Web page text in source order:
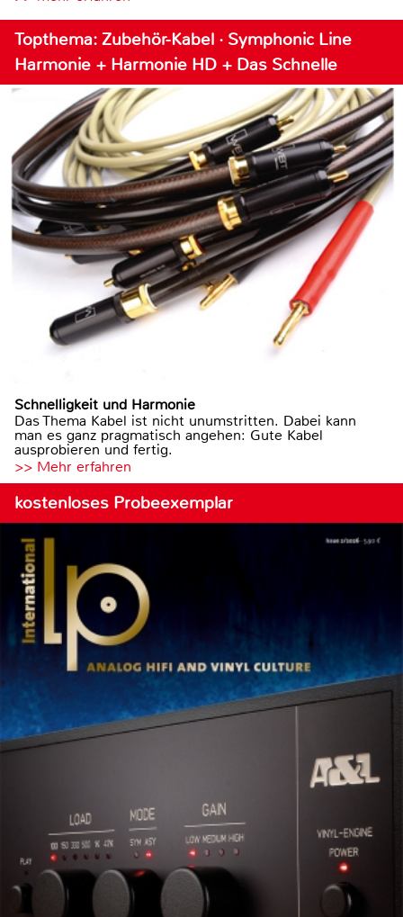
Topthema: Zubehör-Kabel · Symphonic Line
Harmonie + Harmonie HD + Das Schnelle
Schnelligkeit und Harmonie
Das Thema Kabel ist nicht unumstritten. Dabei kann
man es ganz pragmatisch angehen: Gute Kabel
ausprobieren und fertig.
>> Mehr erfahren
kostenloses Probeexemplar